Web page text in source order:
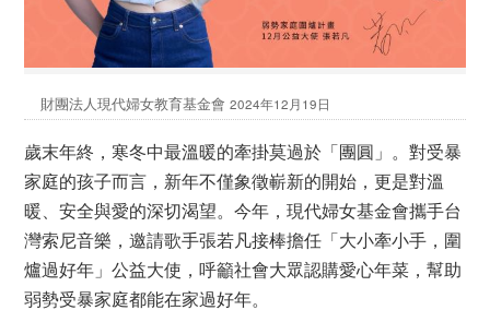
財團法人現代婦女教育基金會2024年12月19日
歲末年終，寒冬中最溫暖的牽掛莫過於「團圓」。對受暴
家庭的孩子而言，新年不僅象徵嶄新的開始，更是對溫
暖、安全與愛的深切渴望。今年，現代婦女基金會攜手台
灣索尼音樂，邀請歌手張若凡接棒擔任「大小牽小手，圍
爐過好年」公益大使，呼籲社會大眾認購愛心年菜，幫助
弱勢受暴家庭都能在家過好年。